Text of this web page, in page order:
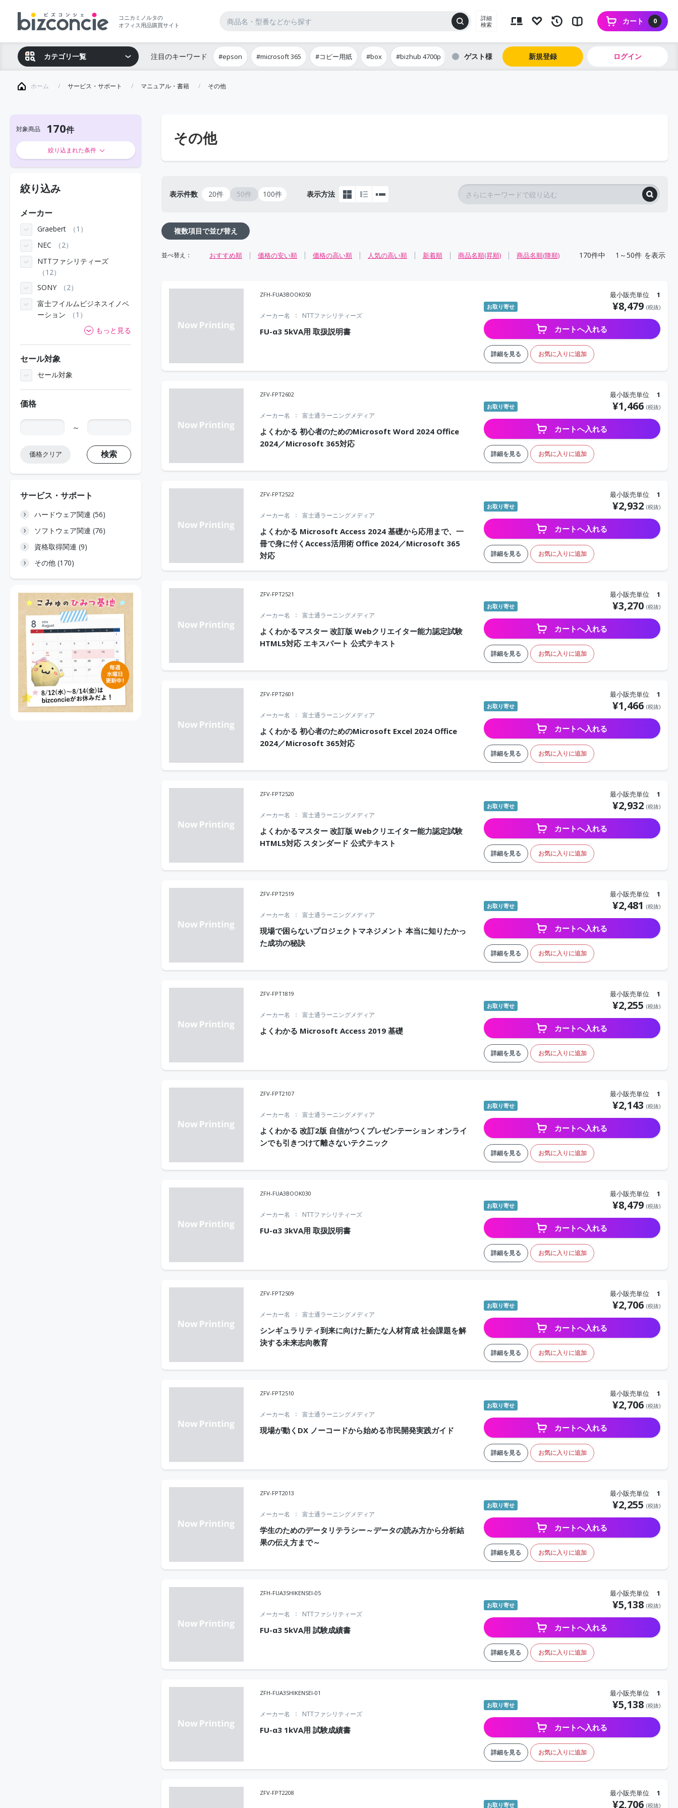
コニカミノルタの
オフィス用品購買サイト
詳細
検索
0
カート
カテゴリ一覧 注目のキーワード #epson #microsoft 365 #コピー用紙 #box #bizhub 4700p ゲスト 新規登録 ログイン
ホーム サービス・サポート マニュアル・書籍 その他
その他
表示件数 20件 50件 100件 表示方法
複数項目で並び替え
並べ替え： おすすめ順 価格の安い順 価格の高い順 人気の高い順 新着順 商品名順(昇順) 商品名順(降順) 170件中 1～50件 を表示
ZFH-FUA3BOOK050
FU-α3 5kVA用 取扱説明書
メーカー名 NTTファシリティーズ
最小販売単位 1
お取り寄せ ¥8,479 (税抜)
カートへ入れる
詳細を見る お気に入りに追加
ZFV-FPT2602
よくわかる 初心者のためのMicrosoft Word 2024 Office
2024／Microsoft 365対応
メーカー名 富士通ラーニングメディア
最小販売単位 1
お取り寄せ ¥1,466 (税抜)
カートへ入れる
詳細を見る お気に入りに追加
ZFV-FPT2522
よくわかる Microsoft Access 2024 基礎から応用まで、一
冊で身に付くAccess活用術 Office 2024／Microsoft 365
対応
メーカー名 富士通ラーニングメディア
最小販売単位 1
お取り寄せ ¥2,932 (税抜)
カートへ入れる
詳細を見る お気に入りに追加
ZFV-FPT2521
よくわかるマスター 改訂版 Webクリエイター能力認定試験
HTML5対応 エキスパート 公式テキスト
メーカー名 富士通ラーニングメディア
最小販売単位 1
お取り寄せ ¥3,270 (税抜)
カートへ入れる
詳細を見る お気に入りに追加
ZFV-FPT2601
よくわかる 初心者のためのMicrosoft Excel 2024 Office
2024／Microsoft 365対応
メーカー名 富士通ラーニングメディア
最小販売単位 1
お取り寄せ ¥1,466 (税抜)
カートへ入れる
詳細を見る お気に入りに追加
ZFV-FPT2520
よくわかるマスター 改訂版 Webクリエイター能力認定試験
HTML5対応 スタンダード 公式テキスト
メーカー名 富士通ラーニングメディア
最小販売単位 1
お取り寄せ ¥2,932 (税抜)
カートへ入れる
詳細を見る お気に入りに追加
ZFV-FPT2519
現場で困らないプロジェクトマネジメント 本当に知りたかっ
た成功の秘訣
メーカー名 富士通ラーニングメディア
最小販売単位 1
お取り寄せ ¥2,481 (税抜)
カートへ入れる
詳細を見る お気に入りに追加
ZFV-FPT1819
よくわかる Microsoft Access 2019 基礎
メーカー名 富士通ラーニングメディア
最小販売単位 1
お取り寄せ ¥2,255 (税抜)
カートへ入れる
詳細を見る お気に入りに追加
ZFV-FPT2107
よくわかる 改訂2版 自信がつくプレゼンテーション オンライ
ンでも引きつけて離さないテクニック
メーカー名 富士通ラーニングメディア
最小販売単位 1
お取り寄せ ¥2,143 (税抜)
カートへ入れる
詳細を見る お気に入りに追加
ZFH-FUA3BOOK030
FU-α3 3kVA用 取扱説明書
メーカー名 NTTファシリティーズ
最小販売単位 1
お取り寄せ ¥8,479 (税抜)
カートへ入れる
詳細を見る お気に入りに追加
ZFV-FPT2509
シンギュラリティ到来に向けた新たな人材育成 社会課題を解
決する未来志向教育
メーカー名 富士通ラーニングメディア
最小販売単位 1
お取り寄せ ¥2,706 (税抜)
カートへ入れる
詳細を見る お気に入りに追加
ZFV-FPT2510
現場が動くDX ノーコードから始める市民開発実践ガイド
メーカー名 富士通ラーニングメディア
最小販売単位 1
お取り寄せ ¥2,706 (税抜)
カートへ入れる
詳細を見る お気に入りに追加
ZFV-FPT2013
学生のためのデータリテラシー～データの読み方から分析結
果の伝え方まで～
メーカー名 富士通ラーニングメディア
最小販売単位 1
お取り寄せ ¥2,255 (税抜)
カートへ入れる
詳細を見る お気に入りに追加
ZFH-FUA3SHIKENSEI-05
FU-α3 5kVA用 試験成績書
メーカー名 NTTファシリティーズ
最小販売単位 1
お取り寄せ ¥5,138 (税抜)
カートへ入れる
詳細を見る お気に入りに追加
ZFH-FUA3SHIKENSEI-01
FU-α3 1kVA用 試験成績書
メーカー名 NTTファシリティーズ
最小販売単位 1
お取り寄せ ¥5,138 (税抜)
カートへ入れる
詳細を見る お気に入りに追加
ZFV-FPT2208 最小販売単位 1
お取り寄せ ¥2,706 (税抜)
対象商品 170
絞り込まれた条件
絞り込み
メーカー
Graebert
1
NEC
2
NTTファシリティーズ
12
SONY
2
富士フイルムビジネスイノベ
ーション
1
もっと見る
セール対象
セール対象
価格
～
価格クリア 検索
サービス・サポート
ハードウェア関連 (56)
ソフトウェア関連 (76)
資格取得関連 (9)
その他 (170)